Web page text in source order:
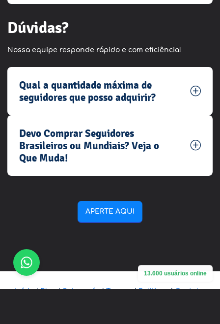
Dúvidas?
Nossa equipe responde rápido e com eficiência!
Qual a quantidade máxima de
seguidores que posso adquirir?
Devo Comprar Seguidores
Brasileiros ou Mundiais? Veja o
Que Muda!
APERTE AQUI
Início|Blog|Sobre-nós|Termos|Politicas|Contato
13.600 usuários online